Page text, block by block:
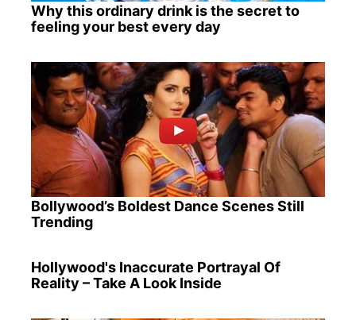
Why this ordinary drink is the secret to
feeling your best every day
Bollywood’s Boldest Dance Scenes Still
Trending
Hollywood's Inaccurate Portrayal Of
Reality – Take A Look Inside